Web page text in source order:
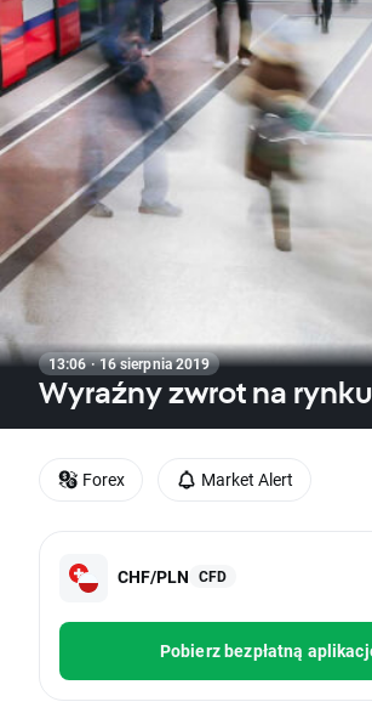
13:06 · 16 sierpnia 2019
Wyraźny zwrot na
CHF/PLN CFD
Pobierz bezpłatną
Forex Market Alert